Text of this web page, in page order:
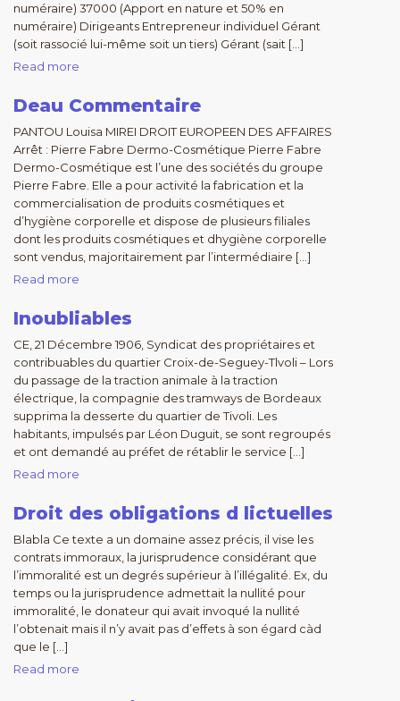
numéraire) 37000 (Apport en nature et 50% en
numéraire) Dirigeants Entrepreneur individuel Gérant
(soit rassocié lui-même soit un tiers) Gérant (sait […]
Read more
Deau Commentaire
PANTOU Louisa MIREI DROIT EUROPEEN DES AFFAIRES
Arrêt : Pierre Fabre Dermo-Cosmétique Pierre Fabre
Dermo-Cosmétique est l’une des sociétés du groupe
Pierre Fabre. Elle a pour activité la fabrication et la
commercialisation de produits cosmétiques et
d’hygiène corporelle et dispose de plusieurs filiales
dont les produits cosmétiques et dhygiène corporelle
sont vendus, majoritairement par l’intermédiaire […]
Read more
Inoubliables
CE, 21 Décembre 1906, Syndicat des propriétaires et
contribuables du quartier Croix-de-Seguey-Tlvoli – Lors
du passage de la traction animale à la traction
électrique, la compagnie des tramways de Bordeaux
supprima la desserte du quartier de Tivoli. Les
habitants, impulsés par Léon Duguit, se sont regroupés
et ont demandé au préfet de rétablir le service […]
Read more
Droit des obligations d lictuelles
Blabla Ce texte a un domaine assez précis, il vise les
contrats immoraux, la jurisprudence considérant que
l’immoralité est un degrés supérieur à l’illégalité. Ex, du
temps ou la jurisprudence admettait la nullité pour
immoralité, le donateur qui avait invoqué la nullité
l’obtenait mais il n’y avait pas d’effets à son égard càd
que le […]
Read more